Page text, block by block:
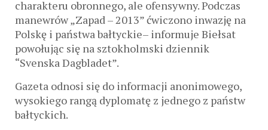
charakteru obronnego, ale ofensywny. Podczas
manewrów „Zapad – 2013” ćwiczono inwazję na
Polskę i państwa bałtyckie– informuje Biełsat
powołując się na sztokholmski dziennik
“Svenska Dagbladet”.
Gazeta odnosi się do informacji anonimowego,
wysokiego rangą dyplomatę z jednego z państw
bałtyckich.